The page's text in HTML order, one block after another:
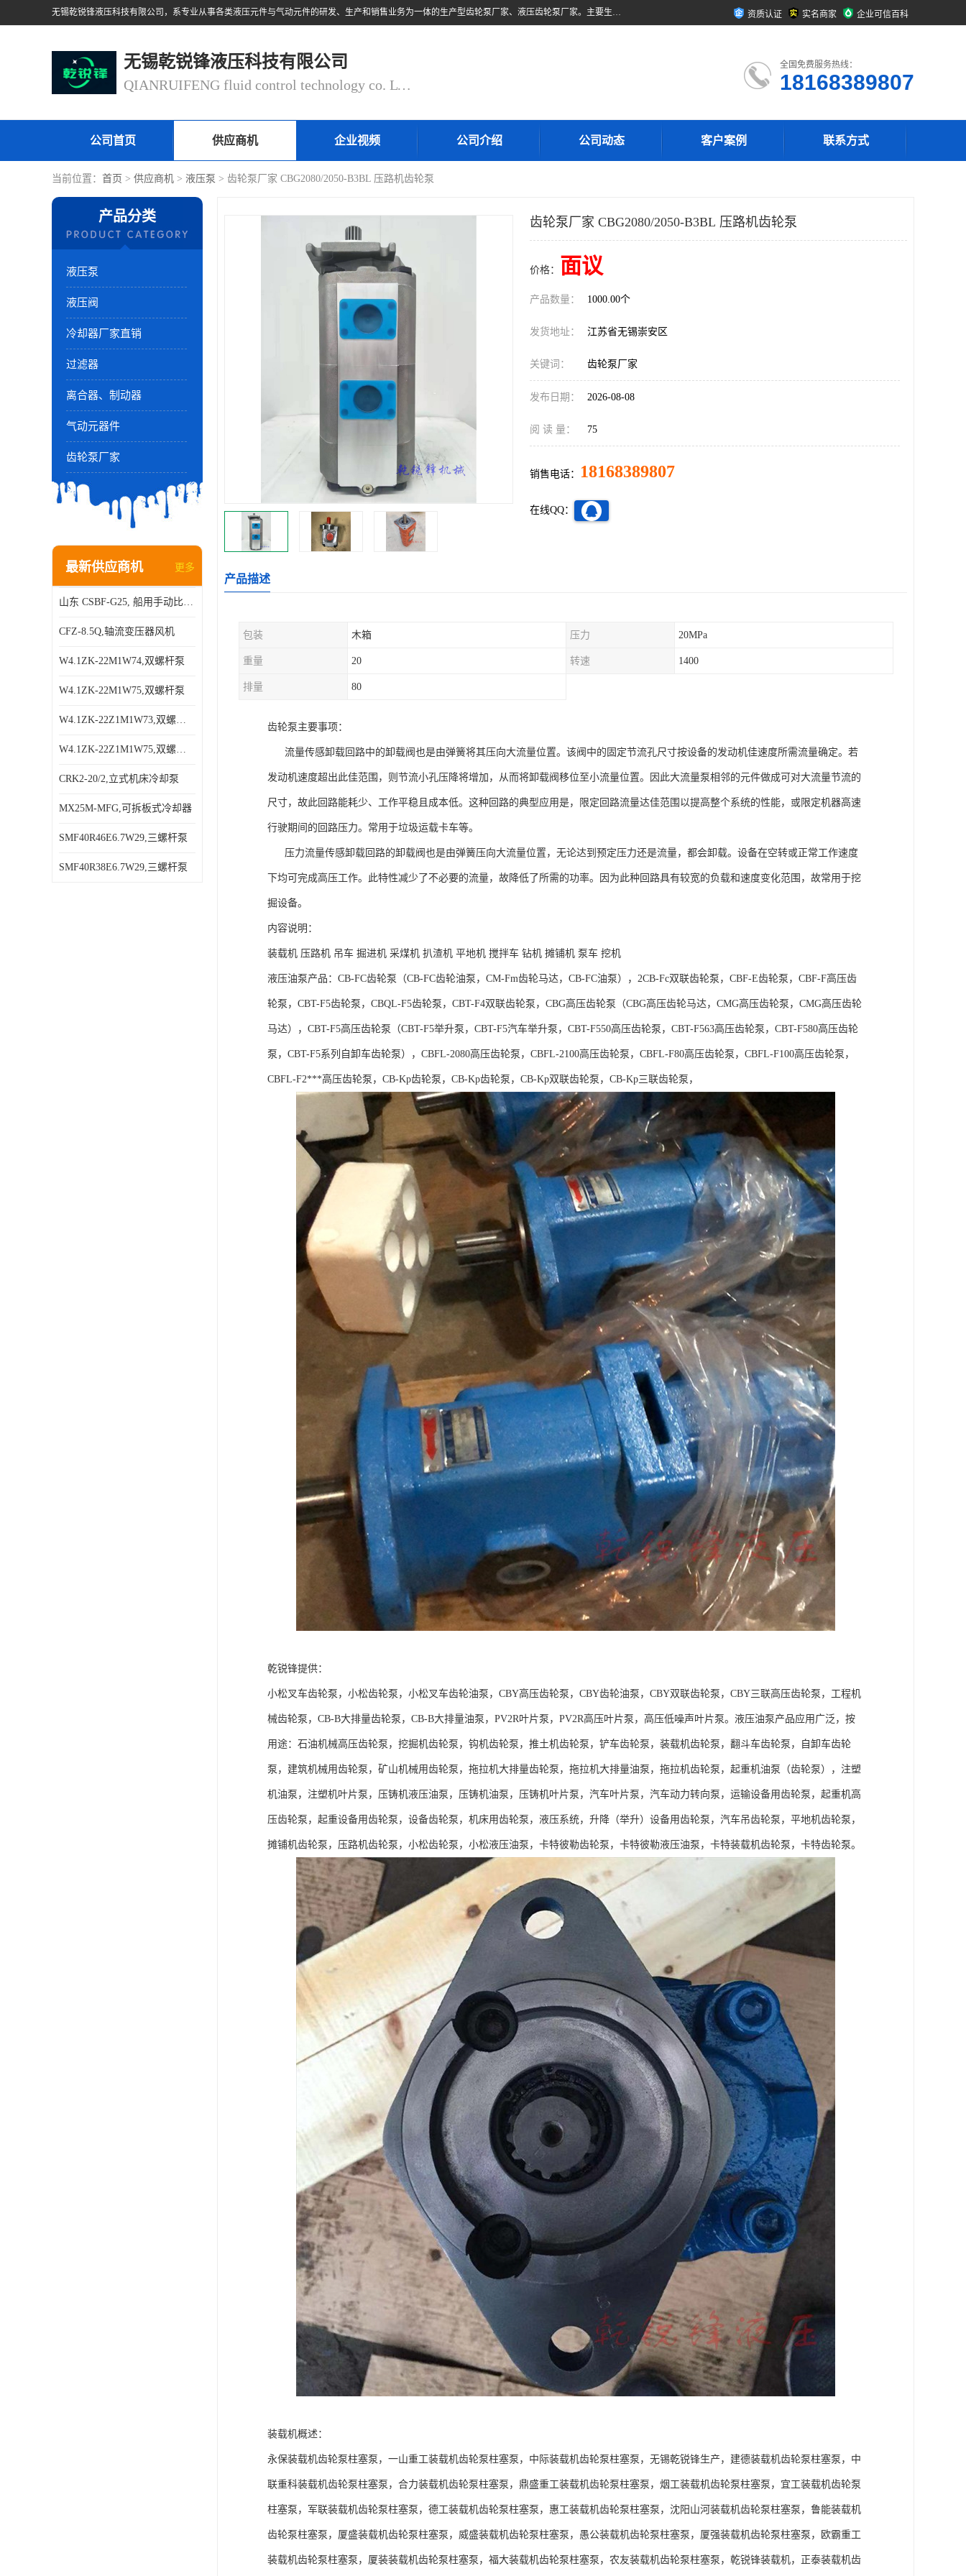
无锡乾锐锋液压科技有限公司，系专业从事各类液压元件与气动元件的研发、生产和销售业务为一体的生产型齿轮泵厂家、液压齿轮泵厂家。主要生产销售风冷式冷却器、液压油风冷却器，冷却器厂家直销、齿轮泵型号、齿轮泵厂家排名详情可来电咨询！ 资质认证 实名商家 企业可信百科
无锡乾锐锋液压科技有限公司
QIANRUIFENG fluid control technology co. LTD
全国免费服务热线：
18168389807
公司首页 供应商机 企业视频 公司介绍 公司动态 客户案例 联系方式
当前位置： 首页 > 供应商机 > 液压泵 > 齿轮泵厂家 CBG2080/2050-B3BL 压路机齿轮泵
产品分类
液压泵
液压阀
冷却器厂家直销
过滤器
离合器、制动器
气动元器件
齿轮泵厂家
最新供应商机 更多
山东 CSBF-G25, 船用手动比例流量方向复合阀
CFZ-8.5Q,轴流变压器风机
W4.1ZK-22M1W74,双螺杆泵
W4.1ZK-22M1W75,双螺杆泵
W4.1ZK-22Z1M1W73,双螺杆泵
W4.1ZK-22Z1M1W75,双螺杆泵
CRK2-20/2,立式机床冷却泵
MX25M-MFG,可拆板式冷却器
SMF40R46E6.7W29,三螺杆泵
SMF40R38E6.7W29,三螺杆泵
齿轮泵厂家 CBG2080/2050-B3BL 压路机齿轮泵
价格： 面议
产品数量： 1000.00个
发货地址： 江苏省无锡崇安区
关键词： 齿轮泵厂家
发布日期： 2026-08-08
阅 读 量： 75
销售电话： 18168389807
在线QQ：
产品描述
包装 木箱 压力 20MPa
重量 20 转速 1400
排量 80
齿轮泵主要事项：
流量传感卸载回路中的卸载阀也是由弹簧将其压向大流量位置。该阀中的固定节流孔尺寸按设备的发动机佳速度所需流量确定。若
发动机速度超出此佳范围，则节流小孔压降将增加，从而将卸载阀移位至小流量位置。因此大流量泵相邻的元件做成可对大流量节流的
尺寸，故此回路能耗少、工作平稳且成本低。这种回路的典型应用是，限定回路流量达佳范围以提高整个系统的性能，或限定机器高速
行驶期间的回路压力。常用于垃圾运载卡车等。
压力流量传感卸载回路的卸载阀也是由弹簧压向大流量位置，无论达到预定压力还是流量，都会卸载。设备在空转或正常工作速度
下均可完成高压工作。此特性减少了不必要的流量，故降低了所需的功率。因为此种回路具有较宽的负载和速度变化范围，故常用于挖
掘设备。
内容说明：
装载机 压路机 吊车 掘进机 采煤机 扒渣机 平地机 搅拌车 钻机 摊铺机 泵车 挖机
液压油泵产品：CB-FC齿轮泵（CB-FC齿轮油泵，CM-Fm齿轮马达，CB-FC油泵），2CB-Fc双联齿轮泵，CBF-E齿轮泵，CBF-F高压齿
轮泵，CBT-F5齿轮泵，CBQL-F5齿轮泵，CBT-F4双联齿轮泵，CBG高压齿轮泵（CBG高压齿轮马达，CMG高压齿轮泵，CMG高压齿轮
马达），CBT-F5高压齿轮泵（CBT-F5举升泵，CBT-F5汽车举升泵，CBT-F550高压齿轮泵，CBT-F563高压齿轮泵，CBT-F580高压齿轮
泵，CBT-F5系列自卸车齿轮泵），CBFL-2080高压齿轮泵，CBFL-2100高压齿轮泵，CBFL-F80高压齿轮泵，CBFL-F100高压齿轮泵，
CBFL-F2***高压齿轮泵，CB-Kp齿轮泵，CB-Kp齿轮泵，CB-Kp双联齿轮泵，CB-Kp三联齿轮泵，
乾锐锋提供：
小松叉车齿轮泵，小松齿轮泵，小松叉车齿轮油泵，CBY高压齿轮泵，CBY齿轮油泵，CBY双联齿轮泵，CBY三联高压齿轮泵，工程机
械齿轮泵，CB-B大排量齿轮泵，CB-B大排量油泵，PV2R叶片泵，PV2R高压叶片泵，高压低噪声叶片泵。液压油泵产品应用广泛，按
用途：石油机械高压齿轮泵，挖掘机齿轮泵，钩机齿轮泵，推土机齿轮泵，铲车齿轮泵，装载机齿轮泵，翻斗车齿轮泵，自卸车齿轮
泵，建筑机械用齿轮泵，矿山机械用齿轮泵，拖拉机大排量齿轮泵，拖拉机大排量油泵，拖拉机齿轮泵，起重机油泵（齿轮泵），注塑
机油泵，注塑机叶片泵，压铸机液压油泵，压铸机油泵，压铸机叶片泵，汽车叶片泵，汽车动力转向泵，运输设备用齿轮泵，起重机高
压齿轮泵，起重设备用齿轮泵，设备齿轮泵，机床用齿轮泵，液压系统，升降（举升）设备用齿轮泵，汽车吊齿轮泵，平地机齿轮泵，
摊铺机齿轮泵，压路机齿轮泵，小松齿轮泵，小松液压油泵，卡特彼勒齿轮泵，卡特彼勒液压油泵，卡特装载机齿轮泵，卡特齿轮泵。
装载机概述：
永保装载机齿轮泵柱塞泵，一山重工装载机齿轮泵柱塞泵，中际装载机齿轮泵柱塞泵，无锡乾锐锋生产，建德装载机齿轮泵柱塞泵，中
联重科装载机齿轮泵柱塞泵，合力装载机齿轮泵柱塞泵，鼎盛重工装载机齿轮泵柱塞泵，烟工装载机齿轮泵柱塞泵，宜工装载机齿轮泵
柱塞泵，军联装载机齿轮泵柱塞泵，德工装载机齿轮泵柱塞泵，惠工装载机齿轮泵柱塞泵，沈阳山河装载机齿轮泵柱塞泵，鲁能装载机
齿轮泵柱塞泵，厦盛装载机齿轮泵柱塞泵，威盛装载机齿轮泵柱塞泵，愚公装载机齿轮泵柱塞泵，厦强装载机齿轮泵柱塞泵，欧霸重工
装载机齿轮泵柱塞泵，厦装装载机齿轮泵柱塞泵，福大装载机齿轮泵柱塞泵，农友装载机齿轮泵柱塞泵，乾锐锋装载机，正泰装载机齿